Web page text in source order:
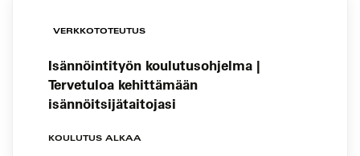
VERKKOTOTEUTUS
Isännöintityön koulutusohjelma |
Tervetuloa kehittämään
isännöitsijätaitojasi
KOULUTUS ALKAA